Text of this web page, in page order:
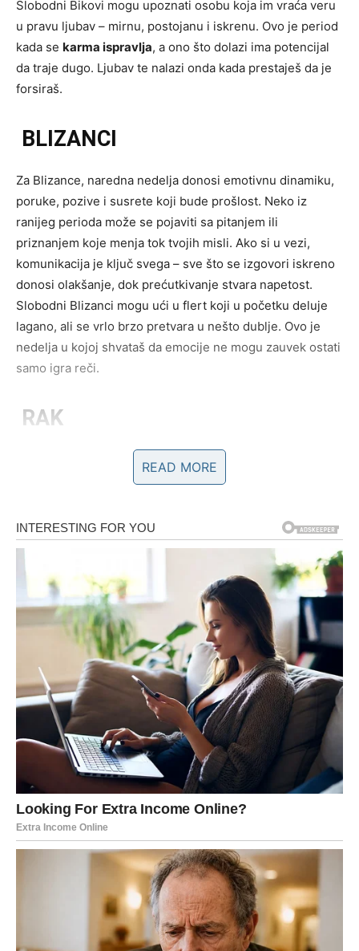
Slobodni Bikovi mogu upoznati osobu koja im vraća veru
u pravu ljubav – mirnu, postojanu i iskrenu. Ovo je period
kada se karma ispravlja, a ono što dolazi ima potencijal
da traje dugo. Ljubav te nalazi onda kada prestaješ da je
forsiraš.
BLIZANCI
Za Blizance, naredna nedelja donosi emotivnu dinamiku,
poruke, pozive i susrete koji bude prošlost. Neko iz
ranijeg perioda može se pojaviti sa pitanjem ili
priznanjem koje menja tok tvojih misli. Ako si u vezi,
komunikacija je ključ svega – sve što se izgovori iskreno
donosi olakšanje, dok prećutkivanje stvara napetost.
Slobodni Blizanci mogu ući u flert koji u početku deluje
lagano, ali se vrlo brzo pretvara u nešto dublje. Ovo je
nedelja u kojoj shvataš da emocije ne mogu zauvek ostati
samo igra reči.
RAK
Rak je jedan od znakova koji će ovu nedelju doživeti vrlo
intenzivno. Emocije su pojačane, intuicija je snažna, a
potrebu za bliskošću, nežnošću i potvrdom ljubavi.
Partnerove reči i dela imaju ogroman uticaj na tvoje
raspoloženje. Slobodni Rakovi mogu doživeti sudbinski
susret – osobu koja ih gleda „dušom“, a ne samo očima.
Ovo je period kada se stare rane mogu izlečiti kroz novu
emociju, ali samo ako dozvoliš sebi da veruješ ponovo.
LAV
Lav ulazi u nedelju u kojoj ljubav traži iskrenost, ali i
skromnost. Ako si u vezi, moguće su situacije u kojima
ćeš morati da spustiš ego i pokažeš ranjivost. Upravo to
donosi dublju povezanost i jaču strast. Slobodni Lavovi
zrače harizmom i privlače pažnju gde god se pojave, ali
jedna osoba se izdvaja – ona koja vidi tvoju suštinu, a ne
samo sjaj. Kraj nedelje donosi romantičan trenutak koji
budi nadu i podseća te koliko ljubav može biti moćna
READ MORE